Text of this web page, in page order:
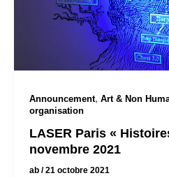
Announcement, Art & Non
organisation
LASER Paris «
novembre 2021
ab /21 octobre 2021